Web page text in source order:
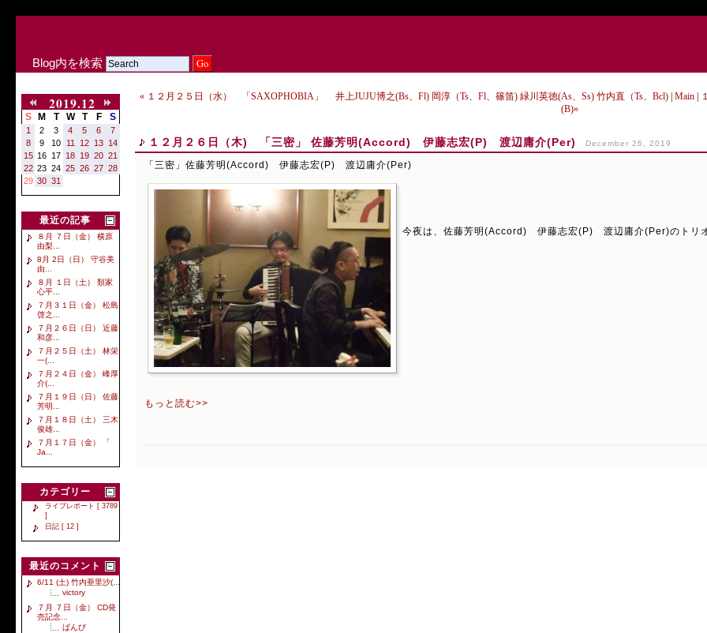
Blog内を検索
2019.12
S M T W T F S
1 2 3 4 5 6
7
8
9 10 11 12 13 14
15 16 17 18 19 20 21
22 23 24 25 26 27 28
29 30 31
最近の記事
８月 ７日（金） 横原
由梨...
8月 2日（日） 守谷美
由...
８月 １日（土） 類家
心平...
７月３１日（金） 松島
啓之...
７月２６日（日） 近藤
和彦...
７月２５日（土） 林栄
一(...
７月２４日（金） 峰厚
介(...
７月１９日（日） 佐藤
芳明...
７月１８日（土） 三木
俊雄...
７月１７日（金） 「
Ja...
カテゴリー
ライブレポート [ 3789
]
日記 [ 12 ]
最近のコメント
6/11 (土) 竹内亜里沙(...
victory
７月 ７日（金） CD発
売記念...
ばんび
« １２月２５日（水） 「SAXOPHOBIA」 井上JUJU博之(Bs、Fl) 岡淳（Ts、Fl、篠笛) 緑川英徳(As、Ss) 竹内直（Ts、Bcl)| Main|
(B)»
１２月２６日（木) 「三密」 佐藤芳明(Accord) 伊藤志宏(P) 渡辺庸介(Per) December 26, 2019
「三密」佐藤芳明(Accord) 伊藤志宏(P) 渡辺庸介(Per)
今夜は、佐藤芳明(Accord) 伊藤志宏(P) 渡辺庸介(Per)のトリオ
もっと読む>>